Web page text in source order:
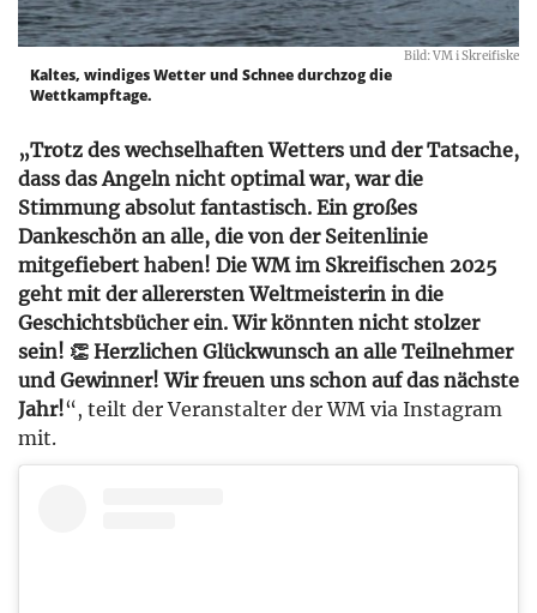
Bild: VM i Skreifiske
Kaltes, windiges Wetter und Schnee durchzog die
Wettkampftage.
„Trotz des wechselhaften Wetters und der Tatsache,
dass das Angeln nicht optimal war, war die
Stimmung absolut fantastisch. Ein großes
Dankeschön an alle, die von der Seitenlinie
mitgefiebert haben! Die WM im Skreifischen 2025
geht mit der allerersten Weltmeisterin in die
Geschichtsbücher ein. Wir könnten nicht stolzer
sein! 👏 Herzlichen Glückwunsch an alle Teilnehmer
und Gewinner! Wir freuen uns schon auf das nächste
Jahr!“, teilt der Veranstalter der WM via Instagram
mit.